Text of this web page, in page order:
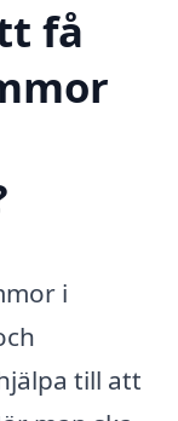
få
i
till att